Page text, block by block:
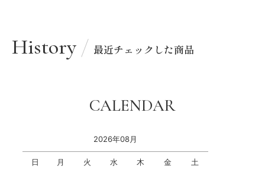
History 最近チェックした商品
CALENDAR